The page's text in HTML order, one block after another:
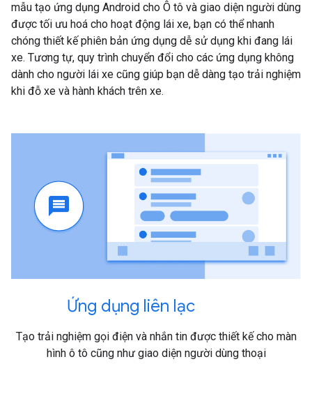
mẫu tạo ứng dụng Android cho Ô tô và giao diện người dùng
được tối ưu hoá cho hoạt động lái xe, bạn có thể nhanh
chóng thiết kế phiên bản ứng dụng dễ sử dụng khi đang lái
xe. Tương tự, quy trình chuyển đổi cho các ứng dụng không
dành cho người lái xe cũng giúp bạn dễ dàng tạo trải nghiệm
khi đỗ xe và hành khách trên xe.
Ứng dụng liên lạc
Tạo trải nghiệm gọi điện và nhắn tin được thiết kế cho màn
hình ô tô cũng như giao diện người dùng thoại